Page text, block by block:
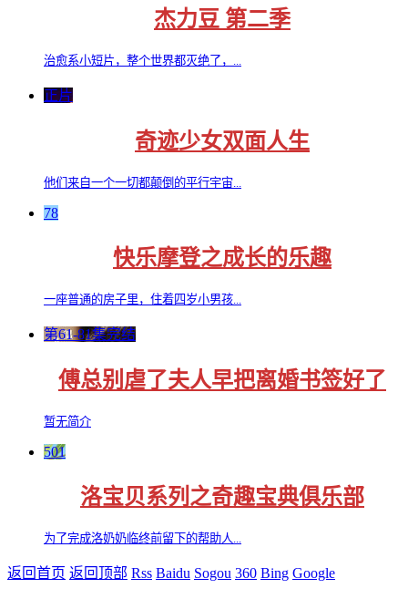
杰力豆 第二季
治愈系小短片，整个世界都灭绝了，...
正片
奇迹少女双面人生
他们来自一个一切都颠倒的平行宇宙...
78
快乐摩登之成长的乐趣
一座普通的房子里，住着四岁小男孩...
第61-81集完结
傅总别虐了夫人早把离婚书签好了
暂无简介
501
洛宝贝系列之奇趣宝典俱乐部
为了完成洛奶奶临终前留下的帮助人...
返回首页 返回顶部 Rss Baidu Sogou 360 Bing Google